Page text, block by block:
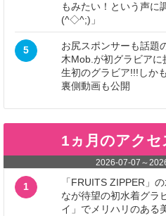
もみたい！という声に
(^◇^;)」
5
お尻スポンサーも話題
木Mob.が初グラビアに
生初のグラビア!!!しか
裏側動画も公開
1ヵ月のアク
2026-07-07 ～
1
「FRUITS ZIPPER」
なが待望の初水着グラ
イ」でメリハリのある